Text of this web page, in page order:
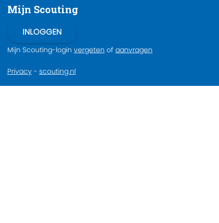
Mijn Scouting
Mijn Scouting-login vergeten of aanvragen
Privacy - scouting.nl